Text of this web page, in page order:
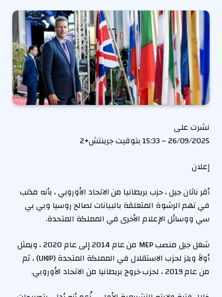
نشرت على
26/09/2025 – 15:33 بتوقيت جرينتش+2
إعلان
أقر ناثان جيل ، حزب بريطانيا من الاتحاد الأوروبي ، بأنه مذنب
في تهم الرشوة المتعلقة بالبيانات لصالح روسيا وبي بي
سي ووسائل الإعلام الأخرى في المملكة المتحدة.
شغل جيل منصب MEP من عام 2014 إلى عام 2020 ، ويمثل
أولاً ويلز لحزب الاستقلال في المملكة المتحدة (UKIP) ، ثم
من عام 2019 ، لحزب خروج بريطانيا من الاتحاد الأوروبي.